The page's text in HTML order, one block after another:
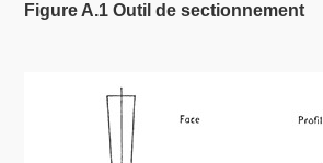
Figure A.1 Outil de sectionnement